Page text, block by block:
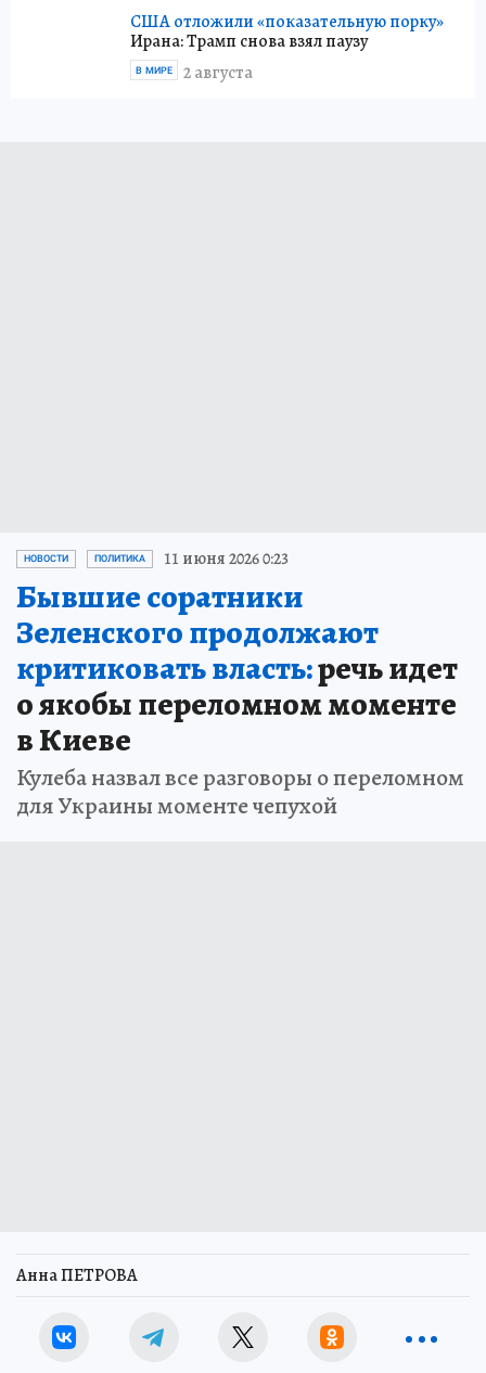
США отложили «показательную порку»
Ирана: Трамп снова взял паузу
2 августа
В МИРЕ
НОВОСТИ ПОЛИТИКА 11 июня 2026 0:23
Бывшие соратники
Зеленского продолжают
критиковать власть:речь идет
о якобы переломном моменте
в Киеве
Кулеба назвал все разговоры о переломном
для Украины моменте чепухой
Анна ПЕТРОВА